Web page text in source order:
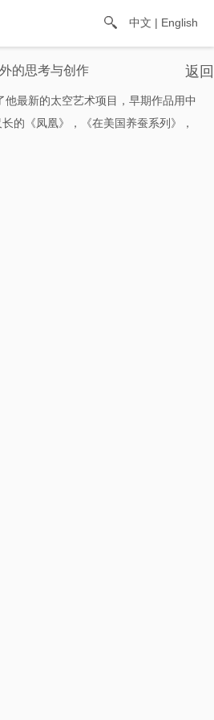
中文 | English
的思考与创作
最新的太空艺术项目，早期作品用中
的《凤凰》，《在美国养蚕系列》，